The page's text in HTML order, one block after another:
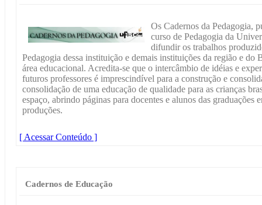
Os Cadernos da Pedagogia,
curso de Pedagogia da
difundir os trabalhos
Pedagogia dessa instituição e demais instituições da região e do
área educacional. Acredita-se que o intercâmbio de idéias e
futuros professores é imprescindível para a construção e
consolidação de uma educação de qualidade para as crianças
espaço, abrindo páginas para docentes e alunos das graduações
produções.
[ Acessar Conteúdo ]
Cadernos de Educação